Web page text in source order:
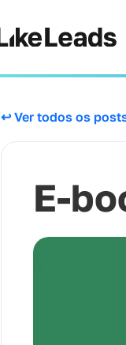
↩ Ver todos os
E-